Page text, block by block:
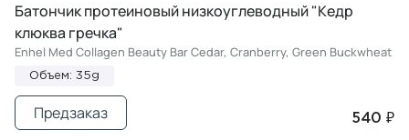
Батончик протеиновый низкоуглеводный "Кедр
клюква гречка"
Enhel Med Collagen Beauty Bar Cedar, Cranberry, Green Buckwheat
Объем: 35g
540 ₽
Предзаказ